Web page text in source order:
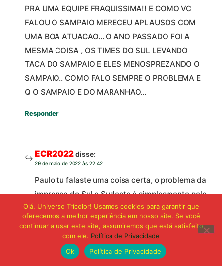
PRA UMA EQUIPE FRAQUISSIMA!! E COMO VC
FALOU O SAMPAIO MERECEU APLAUSOS COM
UMA BOA ATUACAO… O ANO PASSADO FOI A
MESMA COISA , OS TIMES DO SUL LEVANDO
TACA DO SAMPAIO E ELES MENOSPREZANDO O
SAMPAIO.. COMO FALO SEMPRE O PROBLEMA E
Q O SAMPAIO E DO MARANHAO…
Responder
ECR2022disse:
29 de maio de 2022 às 22:42
Paulo tu falaste uma coisa certa, o problema da
imprensa do Sul e Sudeste é simplesmente pelo
fato do Sampaio ser do Maranhão.
Responder
Olá, Universo Tricolor! Usamos cookies para garantir que
oferecemos a melhor experiência em nosso site. Se você
continuar a usar este site, assumiremos que está satisfeito
com ele. Política de Privacidade
Ok
Política de Privacidade